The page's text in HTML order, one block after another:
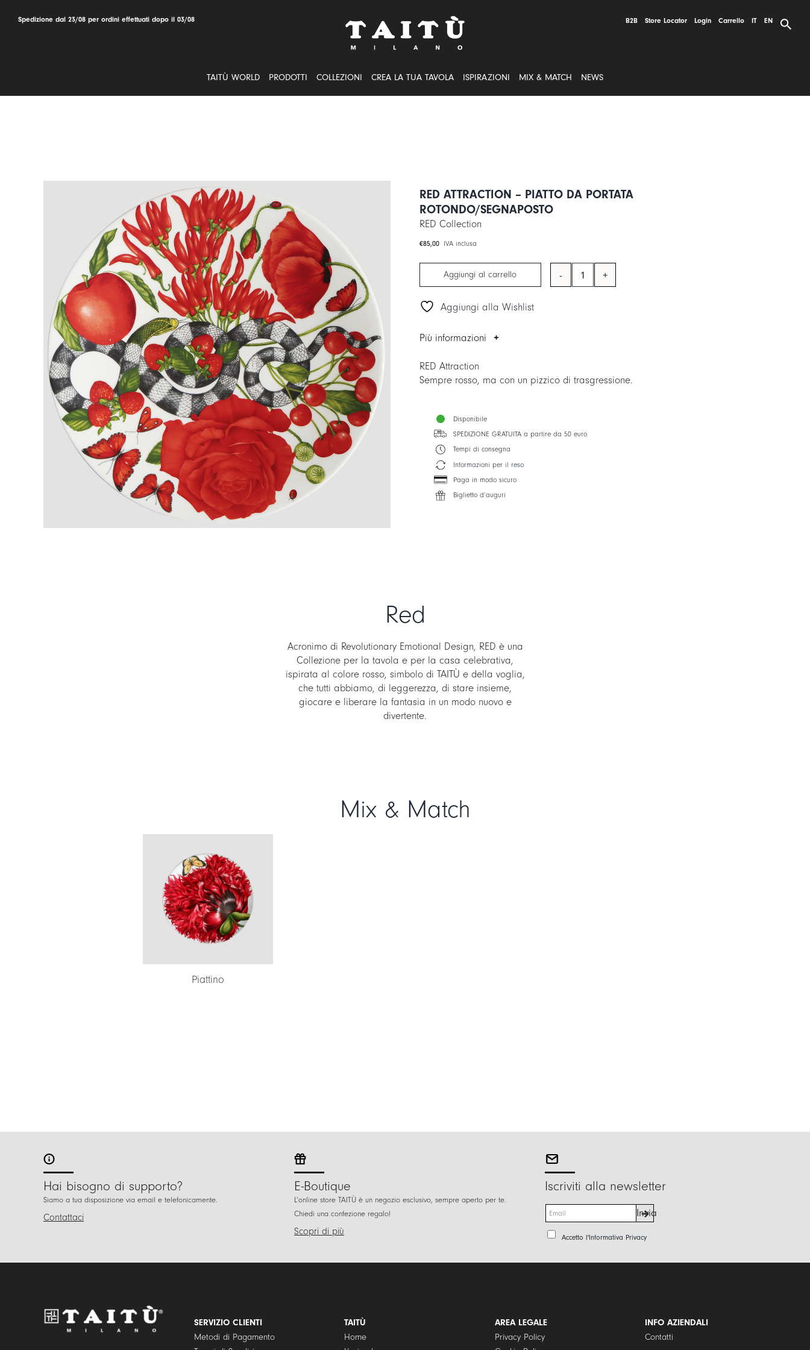
Spedizione dal 23/08 per ordini effettuati dopo il 03/08 B2B Store Locator Login Carrello IT EN
TAITÙ WORLD PRODOTTI COLLEZIONI CREA LA TUA TAVOLA ISPIRAZIONI MIX & MATCH NEWS
RED ATTRACTION – PIATTO DA PORTATA
ROTONDO/SEGNAPOSTO
RED Collection
€85,00 IVA inclusa
RED
Aggiungi al carrello
Aggiungi alla Wishlist
Più informazioni
RED Attraction
Sempre rosso, ma con un pizzico di trasgressione.
Disponibile
SPEDIZIONE GRATUITA a partire da 50 euro
Tempi di consegna
Informazioni per il reso
Paga in modo sicuro
Biglietto d’auguri
Red
Acronimo di Revolutionary Emotional Design, RED è una
Collezione per la tavola e per la casa celebrativa,
ispirata al colore rosso, simbolo di TAITÙ e della voglia,
che tutti abbiamo, di leggerezza, di stare insieme,
giocare e liberare la fantasia in un modo nuovo e
divertente.
Mix & Match
Piattino
Hai bisogno di supporto?
Siamo a tua disposizione via email e telefonicamente.
Contattaci
E-Boutique
L’online store TAITÙ è un negozio esclusivo, sempre aperto per te.
Chiedi una confezione regalo!
Scopri di più
Iscriviti alla newsletter
m
a
P
P
Accetto l'Informativa Privacy
Invia
SERVIZIO CLIENTI
Metodi di Pagamento
TAITÙ
Home
AREA LEGALE
Privacy Policy
INFO AZIENDALI
Contatti